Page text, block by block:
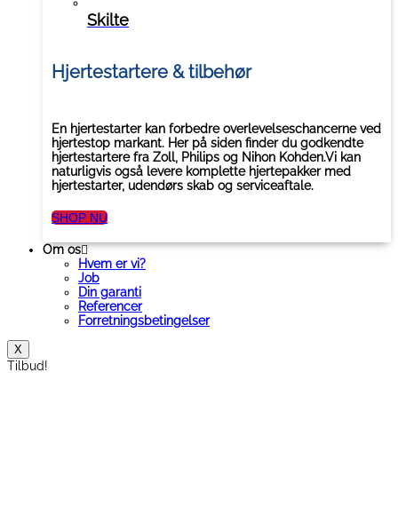
Skilte
Hjertestartere & tilbehør
En hjertestarter kan forbedre overlevelseschancerne ved
hjertestop markant. Her på siden finder du godkendte
hjertestartere fra Zoll, Philips og Nihon Kohden.Vi kan
naturligvis også levere komplette hjertepakker med
hjertestarter, udendørs skab og serviceaftale.
SHOP NU
Om os
Hvem er vi?
Job
Din garanti
Referencer
Forretningsbetingelser
X
Tilbud!